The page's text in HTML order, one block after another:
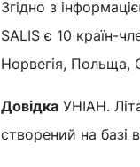
Згідно з
SALIS є 10 країн-
Норвегія, Польща,
Довідка УНІАН.
створений на базі